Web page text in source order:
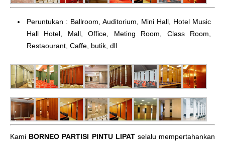
Peruntukan : Ballroom, Auditorium, Mini Hall, Hotel Music
Hall Hotel, Mall, Office, Meting Room, Class Room,
Restaourant, Caffe, butik, dll
Kami BORNEO PARTISI PINTU LIPATselalu mempertahankan